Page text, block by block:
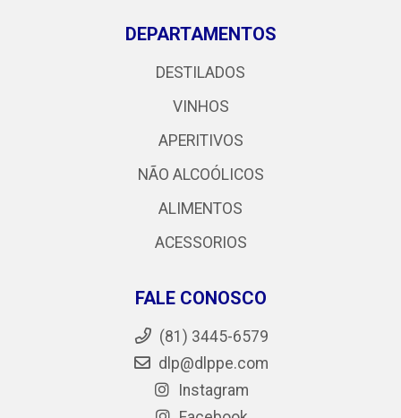
DEPARTAMENTOS
DESTILADOS
VINHOS
APERITIVOS
NÃO ALCOÓLICOS
ALIMENTOS
ACESSORIOS
FALE CONOSCO
(81) 3445-6579
dlp@dlppe.com
Instagram